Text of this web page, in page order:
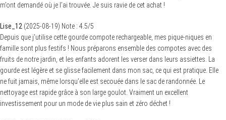
m’ont demandé où je l’ai trouvée. Je suis ravie de cet achat !
Lise_12 (2025-08-19) Note : 4.5/5
Depuis que j’utilise cette gourde compote rechargeable, mes pique-niques en
famille sont plus festifs ! Nous préparons ensemble des compotes avec des
fruits de notre jardin, et les enfants adorent les verser dans leurs assiettes. La
gourde est légère et se glisse facilement dans mon sac, ce qui est pratique. Elle
ne fuit jamais, même lorsqu’elle est secouée dans le sac de randonnée. Le
nettoyage est rapide grâce à son large goulot. Vraiment un excellent
investissement pour un mode de vie plus sain et zéro déchet !